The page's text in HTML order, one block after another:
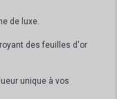
de luxe.
des feuilles d'or
unique à vos